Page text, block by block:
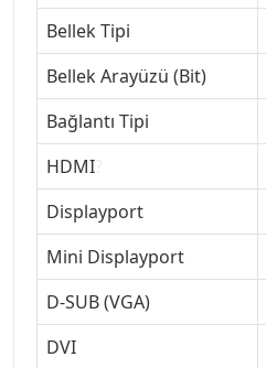
Bellek Tipi
Bellek Arayüzü (Bit)
Bağlantı Tipi
HDMI
Displayport
Mini Displayport
D-SUB (VGA)
DVI